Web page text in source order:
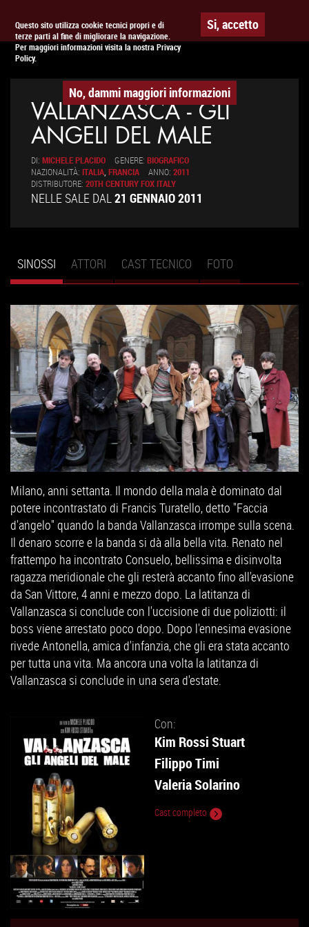
Questo sito utilizza cookie tecnici propri e di
terze parti al fine di migliorare la navigazione.
Per maggiori informazioni visita la nostra Privacy
Policy.
Si, accetto
No, dammi maggiori informazioni
APPUNTAMENTO AL CINEMA
VALLANZASCA - GLI
ANGELI DEL MALE
DI: MICHELE PLACIDO GENERE: BIOGRAFICO
NAZIONALITÀ: ITALIA,FRANCIA ANNO: 2011
DISTRIBUTORE: 20TH CENTURY FOX ITALY
NELLE SALE DAL21 GENNAIO 2011
Schede primarie
SINOSSI (SCHEDA
ATTIVA)
ATTORI CAST TECNICO FOTO
Milano, anni settanta. Il mondo della mala è dominato dal
potere incontrastato di Francis Turatello, detto "Faccia
d'angelo" quando la banda Vallanzasca irrompe sulla scena.
Il denaro scorre e la banda si dà alla bella vita. Renato nel
frattempo ha incontrato Consuelo, bellissima e disinvolta
ragazza meridionale che gli resterà accanto fino all'evasione
da San Vittore, 4 anni e mezzo dopo. La latitanza di
Vallanzasca si conclude con l'uccisione di due poliziotti: il
boss viene arrestato poco dopo. Dopo l'ennesima evasione
rivede Antonella, amica d'infanzia, che gli era stata accanto
per tutta una vita. Ma ancora una volta la latitanza di
Vallanzasca si conclude in una sera d'estate.
Con:
Kim Rossi Stuart
Filippo Timi
Valeria Solarino
Cast completo